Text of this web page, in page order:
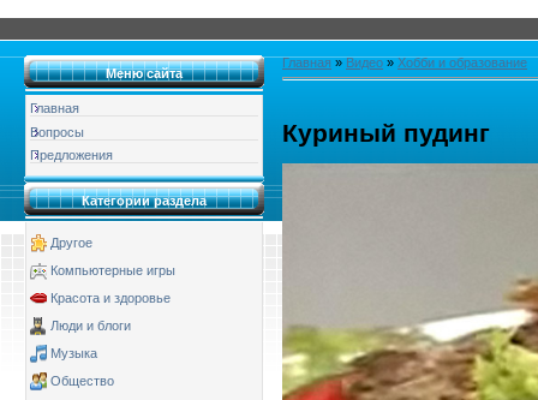
Меню сайта
Главная
Вопросы
Предложения
Категории раздела
Другое
Компьютерные игры
Красота и здоровье
Люди и блоги
Музыка
Общество
Главная » Видео » Хобби и образование
Куриный пудинг